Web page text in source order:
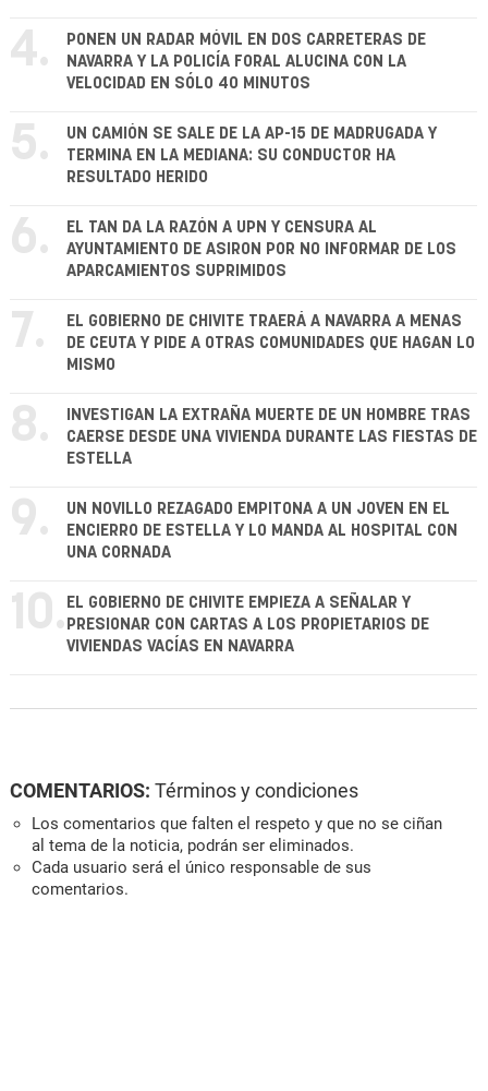
4.
PONEN UN RADAR MÓVIL EN DOS CARRETERAS DE
NAVARRA Y LA POLICÍA FORAL ALUCINA CON LA
VELOCIDAD EN SÓLO 40 MINUTOS
5.
UN CAMIÓN SE SALE DE LA AP-15 DE MADRUGADA Y
TERMINA EN LA MEDIANA: SU CONDUCTOR HA
RESULTADO HERIDO
6.
EL TAN DA LA RAZÓN A UPN Y CENSURA AL
AYUNTAMIENTO DE ASIRON POR NO INFORMAR DE LOS
APARCAMIENTOS SUPRIMIDOS
7.
EL GOBIERNO DE CHIVITE TRAERÁ A NAVARRA A MENAS
DE CEUTA Y PIDE A OTRAS COMUNIDADES QUE HAGAN LO
MISMO
8.
INVESTIGAN LA EXTRAÑA MUERTE DE UN HOMBRE TRAS
CAERSE DESDE UNA VIVIENDA DURANTE LAS FIESTAS DE
ESTELLA
9.
UN NOVILLO REZAGADO EMPITONA A UN JOVEN EN EL
ENCIERRO DE ESTELLA Y LO MANDA AL HOSPITAL CON
UNA CORNADA
10. EL GOBIERNO DE CHIVITE EMPIEZA A SEÑALAR Y
PRESIONAR CON CARTAS A LOS PROPIETARIOS DE
VIVIENDAS VACÍAS EN NAVARRA
COMENTARIOS: Términos y condiciones
Los comentarios que falten el respeto y que no se ciñan
al tema de la noticia, podrán ser eliminados.
Cada usuario será el único responsable de sus
comentarios.